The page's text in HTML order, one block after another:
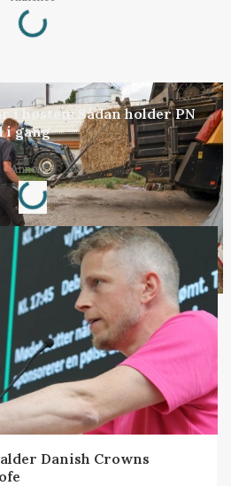
Loading...
i høsten: Sådan holder PN
i gang
Annonce
Danish Crowns